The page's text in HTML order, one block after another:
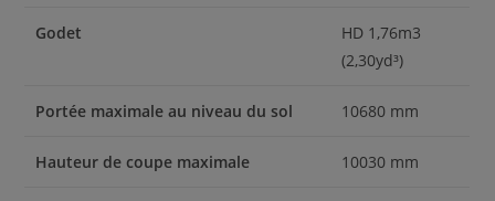
Godet
HD 1,76m3
(2,30yd³)
Portée maximale au niveau du sol 10680 mm
Hauteur de coupe maximale 10030 mm